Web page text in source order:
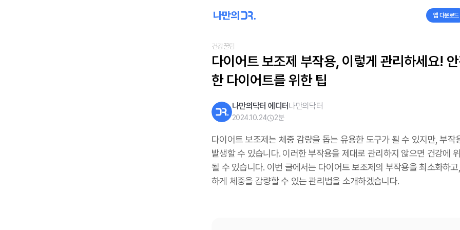
앱 다운로드
건강꿀팁
다이어트 보조제 부작용, 이렇게 관리하세요!
한 다이어트를 위한 팁
나만의닥터 에디터나만의닥터
2024.10.24 2분
다이어트 보조제는 체중 감량을 돕는 유용한 도구가 될 수 있지만, 부작
발생할 수 있습니다. 이러한 부작용을 제대로 관리하지 않으면 건강에 위
될 수 있습니다. 이번 글에서는 다이어트 보조제의 부작용을 최소화하고
하게 체중을 감량할 수 있는 관리법을 소개하겠습니다.